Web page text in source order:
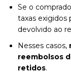
Se o
taxas exigidos
devolvido ao
Nesses casos,
reembolsos
retidos.